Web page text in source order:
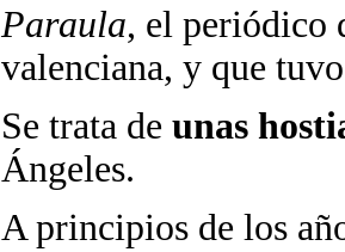
Paraula, el periódico
valenciana, y que
Se trata de unas
Ángeles.
A principios de los